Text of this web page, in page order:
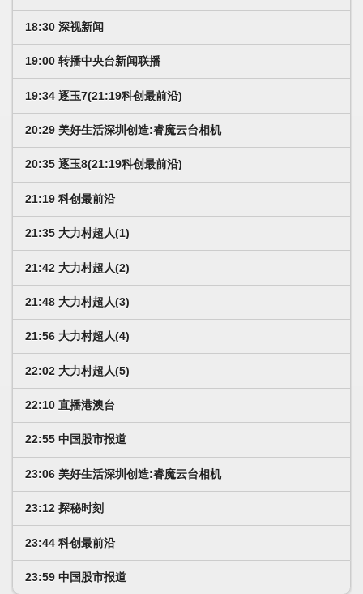
18:30 深视新闻
19:00 转播中央台新闻联播
19:34 逐玉7(21:19科创最前沿)
20:29 美好生活深圳创造:睿魔云台相机
20:35 逐玉8(21:19科创最前沿)
21:19 科创最前沿
21:35 大力村超人(1)
21:42 大力村超人(2)
21:48 大力村超人(3)
21:56 大力村超人(4)
22:02 大力村超人(5)
22:10 直播港澳台
22:55 中国股市报道
23:06 美好生活深圳创造:睿魔云台相机
23:12 探秘时刻
23:44 科创最前沿
23:59 中国股市报道